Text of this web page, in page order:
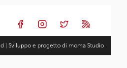
| Sviluppo e progetto di moma Studio